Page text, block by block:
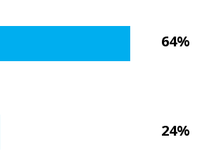
64%
24%